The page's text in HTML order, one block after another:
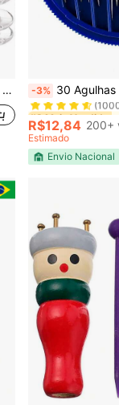
-3% 30 Agulhas Costura
#9 Mais Vendido
#9 Mais Vendido
#9 Mais Vendido
#9 Mais Vendido
R$12,84 200+
Estimado
Envio Nacional